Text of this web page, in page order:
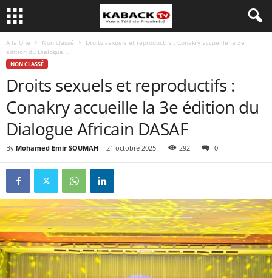
A la Une Non classé
Droits sexuels et reproductifs : Conakry accueille la 3e
édition du Dialogue...
NON CLASSÉ
Droits sexuels et reproductifs :
Conakry accueille la 3e édition du
Dialogue Africain DASAF
By Mohamed Emir SOUMAH - 21 octobre 2025 292 0